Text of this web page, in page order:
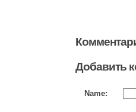
Добавить
Name: